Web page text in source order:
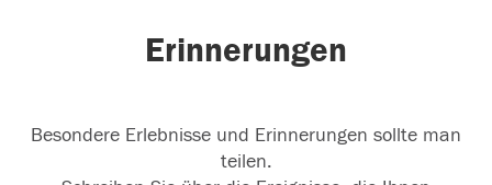
Erinnerungen
Besondere Erlebnisse und Erinnerungen sollte man
teilen.